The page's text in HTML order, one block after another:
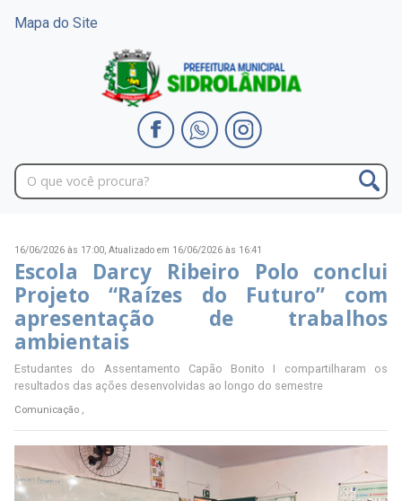
Mapa do Site
16/06/2026 às 17:00, Atualizado em 16/06/2026 às 16:41
Escola Darcy Ribeiro Polo conclui
Projeto “Raízes do Futuro” com
apresentação de trabalhos
ambientais
Estudantes do Assentamento Capão Bonito I compartilharam os
resultados das ações desenvolvidas ao longo do semestre
Comunicação ,